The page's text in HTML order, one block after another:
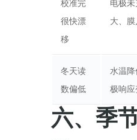
校准完
很快漂
移
电极
大、
冬天读
数偏低
水温
极响应
六、季